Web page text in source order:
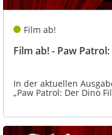
Film ab!
Film ab! - Paw
In der aktuellen
„Paw Patrol: Der Dino